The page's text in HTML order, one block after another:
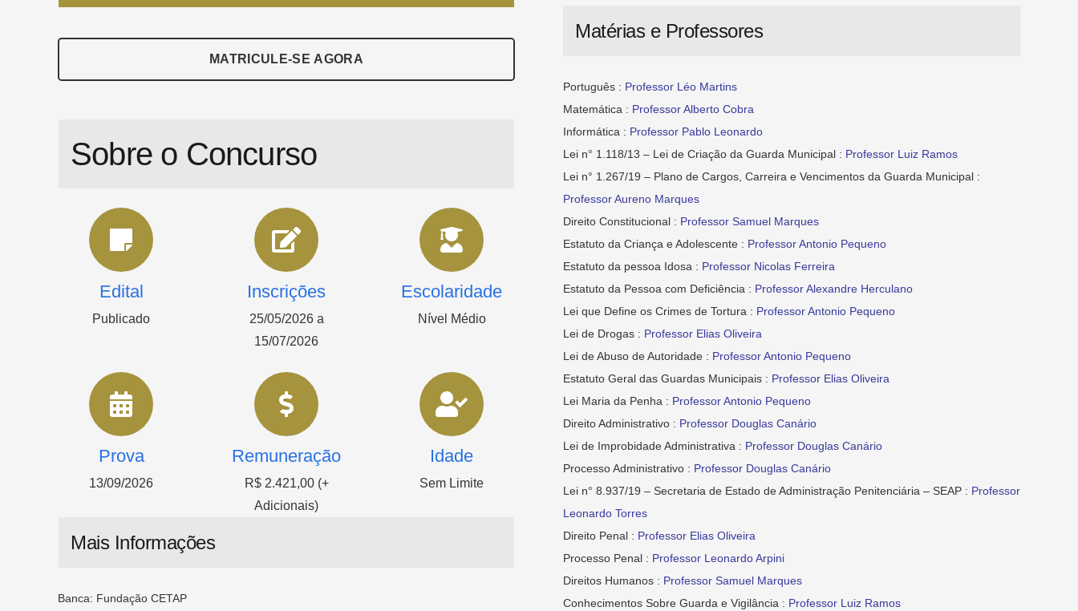
MATRICULE-SE AGORA
Sobre o Concurso
Edital
Publicado
Inscrições
25/05/2026 a
15/07/2026
Escolaridade
Nível Médio
Prova
13/09/2026
Remuneração
R$ 2.421,00 (+
Adicionais)
Idade
Sem Limite
Mais Informações
Banca: Fundação CETAP
Matérias e Professores
Português : Professor Léo Martins
Matemática : Professor Alberto Cobra
Informática : Professor Pablo Leonardo
Lei n° 1.118/13 – Lei de Criação da Guarda Municipal : Professor Luiz Ramos
Lei n° 1.267/19 – Plano de Cargos, Carreira e Vencimentos da Guarda Municipal :
Professor Aureno Marques
Direito Constitucional : Professor Samuel Marques
Estatuto da Criança e Adolescente : Professor Antonio Pequeno
Estatuto da pessoa Idosa : Professor Nicolas Ferreira
Estatuto da Pessoa com Deficiência : Professor Alexandre Herculano
Lei que Define os Crimes de Tortura : Professor Antonio Pequeno
Lei de Drogas : Professor Elias Oliveira
Lei de Abuso de Autoridade : Professor Antonio Pequeno
Estatuto Geral das Guardas Municipais : Professor Elias Oliveira
Lei Maria da Penha : Professor Antonio Pequeno
Direito Administrativo : Professor Douglas Canário
Lei de Improbidade Administrativa : Professor Douglas Canário
Processo Administrativo : Professor Douglas Canário
Lei n° 8.937/19 – Secretaria de Estado de Administração Penitenciária – SEAP : Professor
Leonardo Torres
Direito Penal : Professor Elias Oliveira
Processo Penal : Professor Leonardo Arpini
Direitos Humanos : Professor Samuel Marques
Conhecimentos Sobre Guarda e Vigilância : Professor Luiz Ramos